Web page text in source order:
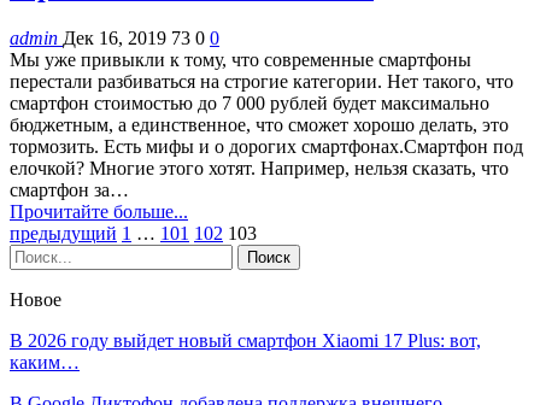
admin Дек 16, 2019 73 0 0
Мы уже привыкли к тому, что современные смартфоны
перестали разбиваться на строгие категории. Нет такого, что
смартфон стоимостью до 7 000 рублей будет максимально
бюджетным, а единственное, что сможет хорошо делать, это
тормозить. Есть мифы и о дорогих смартфонах.Смартфон под
елочкой? Многие этого хотят. Например, нельзя сказать, что
смартфон за…
Прочитайте больше...
предыдущий 1 … 101 102 103
Новое
В 2026 году выйдет новый смартфон Xiaomi 17 Plus: вот,
каким…